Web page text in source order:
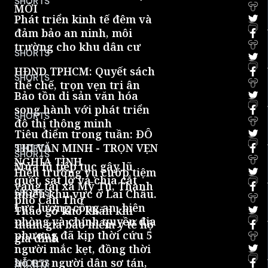
MỚI
0
Phát triển kinh tế đêm và
đảm bảo an ninh, môi
trường cho khu dân cư
0
SHORTS
HĐND TPHCM: Quyết sách
thể chế, trọn vẹn tri ân
0
SHORTS
Bảo tồn di sản văn hóa
song hành với phát triển
đô thị thông minh
0
SHORTS
Tiêu điểm trong tuần: ĐÔ
THỊ VĂN MINH - TRỌN VẸN
NGHĨA TÌNH
0
SHORTS
Hiện trường vụ cướp tiệm
vàng tại xã Mỹ Tú, Thành
phố Cần Thơ
0
SHORTS
Tháo gỡ khó khăn khi
tham gia bảo hiểm y tế hộ
gia đình
0
SHORTS
Mưa lũ tiếp tục gây lũ
quét, sạt lở và chia cắt
nhiều khu vực ở Lai Châu.
Lực lượng công an, biên
phòng và chính quyền địa
phương đã kịp thời cứu 5
người mắc kẹt, đồng thời
hỗ trợ người dân sơ tán,
SHORTS